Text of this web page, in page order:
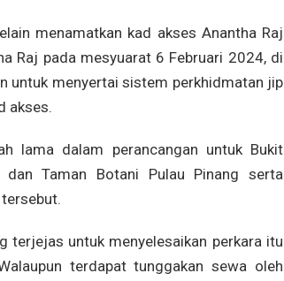
menamatkan kad akses Anantha Raj
Raj pada mesyuarat 6 Februari 2024, di
untuk menyertai sistem perkhidmatan jip
akses.
lama dalam perancangan untuk Bukit
Taman Botani Pulau Pinang serta
terjejas untuk menyelesaikan perkara itu
terdapat tunggakan sewa oleh